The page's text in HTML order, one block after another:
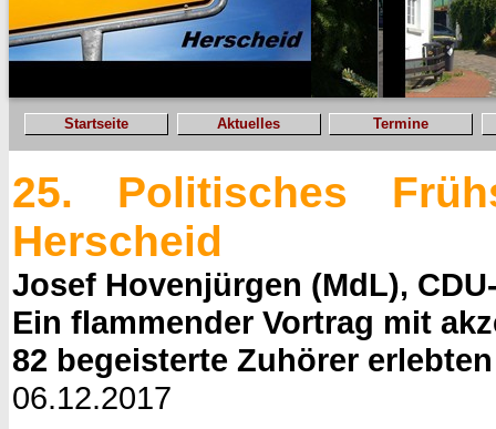
Startseite Aktuelles Termine
25. Politisches
Herscheid
Josef Hovenjürgen (MdL),
Ein flammender Vortrag mit
82 begeisterte Zuhörer
06.12.2017